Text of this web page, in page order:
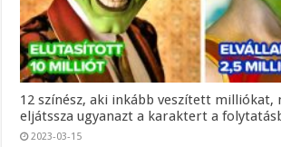
12 színész, aki inkább veszített milliókat,
eljátssza ugyanazt a karaktert a
2023-03-15